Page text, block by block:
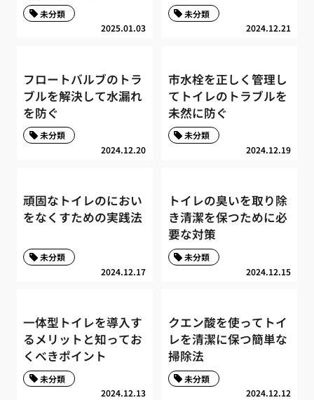
2025.01.03
未分類
2024.12.21
未分類
フロートバルブのトラ
ブルを解決して水漏れ
を防ぐ
2024.12.20
未分類
市水栓を正しく管理し
てトイレのトラブルを
未然に防ぐ
2024.12.19
未分類
頑固なトイレのにおい
をなくすための実践法
2024.12.17
未分類
トイレの臭いを取り除
き清潔を保つために必
要な対策
2024.12.15
未分類
一体型トイレを導入す
るメリットと知ってお
くべきポイント
2024.12.13
未分類
クエン酸を使ってトイ
レを清潔に保つ簡単な
掃除法
2024.12.12
未分類